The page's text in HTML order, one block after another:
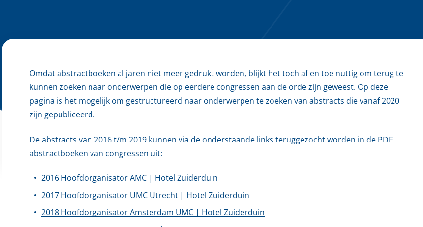
Omdat abstractboeken al jaren niet meer gedrukt worden, blijkt het toch af en toe nuttig om terug te
kunnen zoeken naar onderwerpen die op eerdere congressen aan de orde zijn geweest. Op deze
pagina is het mogelijk om gestructureerd naar onderwerpen te zoeken van abstracts die vanaf 2020
zijn gepubliceerd.
De abstracts van 2016 t/m 2019 kunnen via de onderstaande links teruggezocht worden in de PDF
abstractboeken van congressen uit:
2016 Hoofdorganisator AMC | Hotel Zuiderduin
2017 Hoofdorganisator UMC Utrecht | Hotel Zuiderduin
2018 Hoofdorganisator Amsterdam UMC | Hotel Zuiderduin